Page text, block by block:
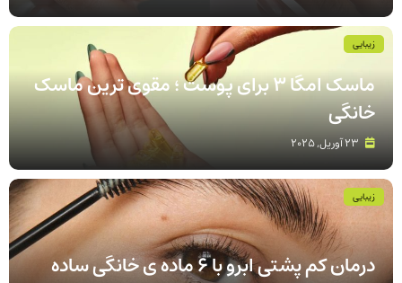
ماسک امگا 3 برای پوست ؛ مقوی ترین ماسک
خانگی
زیبایی
درمان کم پشتی ابرو با 6 ماده ی خانگی ساده
زیبایی